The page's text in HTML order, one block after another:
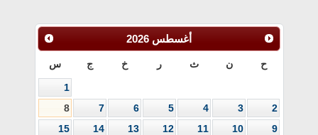
أغسطس 2026
ح ن ث ر خ ج س
1
2
3
4
5
6
7
8
9
10
11
12
13
14
15